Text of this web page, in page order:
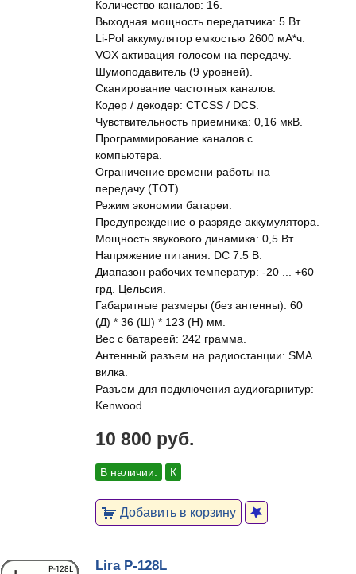
Количество каналов: 16.
Выходная мощность передатчика: 5 Вт.
Li-Pol аккумулятор емкостью 2600 мА*ч.
VOX активация голосом на передачу.
Шумоподавитель (9 уровней).
Сканирование частотных каналов.
Кодер / декодер: CTCSS / DCS.
Чувствительность приемника: 0,16 мкВ.
Программирование каналов с
компьютера.
Ограничение времени работы на
передачу (TOT).
Режим экономии батареи.
Предупреждение о разряде аккумулятора.
Мощность звукового динамика: 0,5 Вт.
Напряжение питания: DC 7.5 В.
Диапазон рабочих температур: -20 ... +60
грд. Цельсия.
Габаритные размеры (без антенны): 60
(Д) * 36 (Ш) * 123 (H) мм.
Вес с батареей: 242 грамма.
Антенный разъем на радиостанции: SMA
вилка.
Разъем для подключения аудиогарнитур:
Kenwood.
10 800 руб.
В наличии: К
Добавить в корзину
Lira P-128L